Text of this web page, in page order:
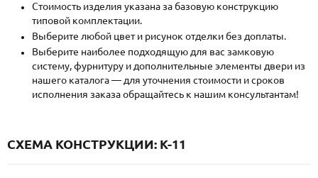
ЗАПРОСИТЬ РАСЧЕТ
Каталог Распродажа Как купить
Записаться на замер
Стоимость изделия указана за базовую конструкцию
типовой комплектации.
Выберите любой цвет и рисунок отделки без доплаты.
Выберите наиболее подходящую для вас замковую
систему, фурнитуру и дополнительные элементы двери из
нашего каталога — для уточнения стоимости и сроков
исполнения заказа обращайтесь к нашим консультантам!
СХЕМА КОНСТРУКЦИИ: K-11